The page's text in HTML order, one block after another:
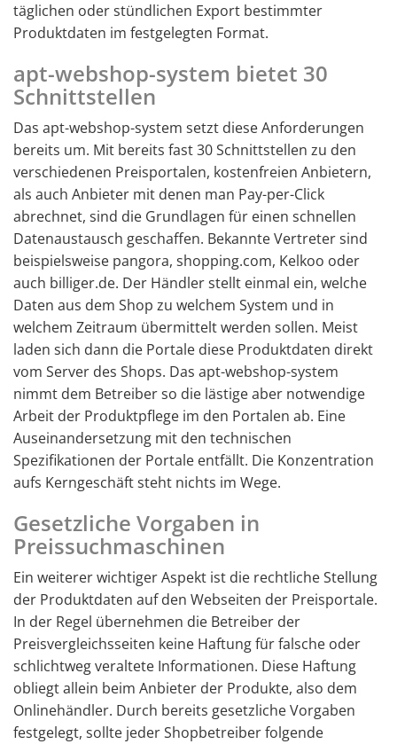
täglichen oder stündlichen Export bestimmter
Produktdaten im festgelegten Format.
apt-webshop-system bietet 30
Schnittstellen
Das apt-webshop-system setzt diese Anforderungen
bereits um. Mit bereits fast 30 Schnittstellen zu den
verschiedenen Preisportalen, kostenfreien Anbietern,
als auch Anbieter mit denen man Pay-per-Click
abrechnet, sind die Grundlagen für einen schnellen
Datenaustausch geschaffen. Bekannte Vertreter sind
beispielsweise pangora, shopping.com, Kelkoo oder
auch billiger.de. Der Händler stellt einmal ein, welche
Daten aus dem Shop zu welchem System und in
welchem Zeitraum übermittelt werden sollen. Meist
laden sich dann die Portale diese Produktdaten direkt
vom Server des Shops. Das apt-webshop-system
nimmt dem Betreiber so die lästige aber notwendige
Arbeit der Produktpflege im den Portalen ab. Eine
Auseinandersetzung mit den technischen
Spezifikationen der Portale entfällt. Die Konzentration
aufs Kerngeschäft steht nichts im Wege.
Gesetzliche Vorgaben in
Preissuchmaschinen
Ein weiterer wichtiger Aspekt ist die rechtliche Stellung
der Produktdaten auf den Webseiten der Preisportale.
In der Regel übernehmen die Betreiber der
Preisvergleichsseiten keine Haftung für falsche oder
schlichtweg veraltete Informationen. Diese Haftung
obliegt allein beim Anbieter der Produkte, also dem
Onlinehändler. Durch bereits gesetzliche Vorgaben
festgelegt, sollte jeder Shopbetreiber folgende